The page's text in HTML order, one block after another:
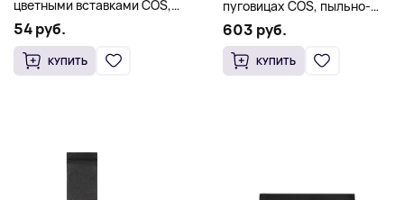
цветными вставками COS,
шоколадно-песочный
54 руб.
КУПИТЬ
пуговицах COS, пыльно-
розовый
603 руб.
КУПИТЬ